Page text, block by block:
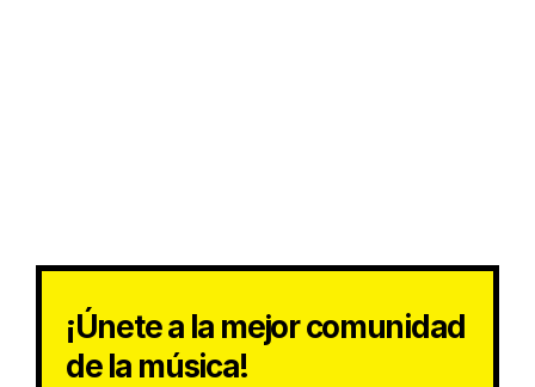
¡Únete a la mejor comunidad
de la música!